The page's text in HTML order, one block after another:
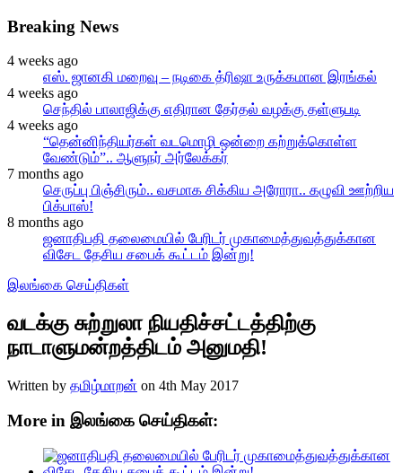
Breaking News
4 weeks ago
எஸ். ஜானகி மறைவு – நடிகை த்ரிஷா உருக்கமான இரங்கல்
4 weeks ago
செந்தில் பாலாஜிக்கு எதிரான தேர்தல் வழக்கு தள்ளுபடி
4 weeks ago
“தென்னிந்தியர்கள் வடமொழி ஒன்றை கற்றுக்கொள்ள
வேண்டும்”.. ஆளுநர் அர்லேக்கர்
7 months ago
செருப்பு பிஞ்சிரும்.. வசமாக சிக்கிய அரோரா.. கழுவி ஊற்றிய
பிக்பாஸ்!
8 months ago
ஜனாதிபதி தலைமையில் பேரிடர் முகாமைத்துவத்துக்கான
விசேட தேசிய சபைக் கூட்டம் இன்று!
இலங்கை செய்திகள்
வடக்கு சுற்றுலா நியதிச்சட்டத்திற்கு
நாடாளுமன்றத்திடம் அனுமதி!
Written by தமிழ்மாறன் on 4th May 2017
More in இலங்கை செய்திகள்: